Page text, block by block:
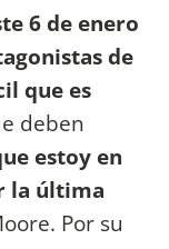
6 de enero
de
que es
deben
estoy en
la última
Por su